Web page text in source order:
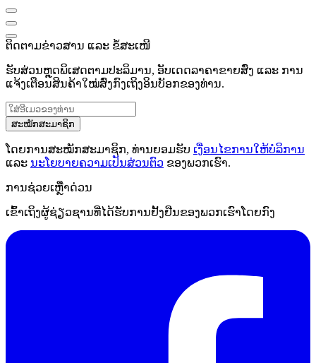
ຕິດຕາມຂ່າວສານ ແລະ ຂໍ້ສະເໜີ
ຮັບສ່ວນຫຼຸດພິເສດຕາມປະລິມານ, ອັບເດດລາຄາຂາຍສົ່ງ ແລະ ການ
ແຈ້ງເຕືອນສິນຄ້າໃໝ່ສົ່ງກົງເຖິງອິນບັອກຂອງທ່ານ.
ສະໝັກສະມາຊິກ
ໂດຍການສະໝັກສະມາຊິກ, ທ່ານຍອມຮັບ ເງື່ອນໄຂການໃຫ້ບໍລິການ
ແລະ ນະໂຍບາຍຄວາມເປັນສ່ວນຕົວ ຂອງພວກເຮົາ.
ການຊ່ວຍເຫຼືໍາດ່ວນ
ເຂົ້າເຖິງຜູ້ຊ່ຽວຊານທີ່ໄດ້ຮັບການຢັ້ງຢືນຂອງພວກເຮົາໂດຍກົງ